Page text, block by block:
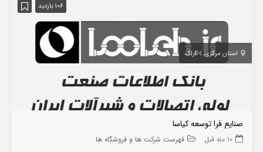
106 بازدید
استان مرکزی اراک
صنایع فرا توسعه کیاسا
10 ماه قبل فهرست شرکت ها و فروشگاه ها